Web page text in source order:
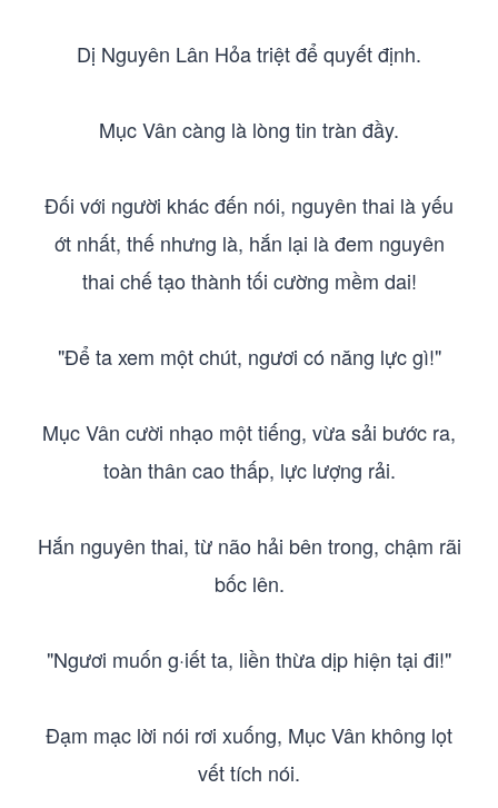
Dị Nguyên Lân Hỏa triệt để quyết định.
Mục Vân càng là lòng tin tràn đầy.
Đối với người khác đến nói, nguyên thai là yếu
ớt nhất, thế nhưng là, hắn lại là đem nguyên
thai chế tạo thành tối cường mềm dai!
"Để ta xem một chút, ngươi có năng lực gì!"
Mục Vân cười nhạo một tiếng, vừa sải bước ra,
toàn thân cao thấp, lực lượng rải.
Hắn nguyên thai, từ não hải bên trong, chậm rãi
bốc lên.
"Ngươi muốn g·iết ta, liền thừa dịp hiện tại đi!"
Đạm mạc lời nói rơi xuống, Mục Vân không lọt
vết tích nói.